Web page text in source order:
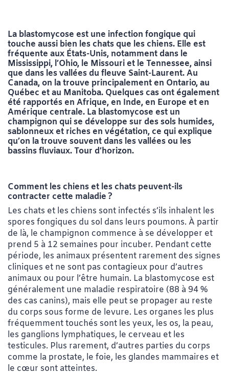
La blastomycose est une infection fongique qui
touche aussi bien les chats que les chiens. Elle est
fréquente aux États-Unis, notamment dans le
Mississippi, l’Ohio, le Missouri et le Tennessee, ainsi
que dans les vallées du fleuve Saint-Laurent. Au
Canada, on la trouve principalement en Ontario, au
Québec et au Manitoba. Quelques cas ont également
été rapportés en Afrique, en Inde, en Europe et en
Amérique centrale. La blastomycose est un
champignon qui se développe sur des sols humides,
sablonneux et riches en végétation, ce qui explique
qu’on la trouve souvent dans les vallées ou les
bassins fluviaux. Tour d’horizon.
Comment les chiens et les chats peuvent-ils
contracter cette maladie ?
Les chats et les chiens sont infectés s’ils inhalent les
spores fongiques du sol dans leurs poumons. À partir
de là, le champignon commence à se développer et
prend 5 à 12 semaines pour incuber. Pendant cette
période, les animaux présentent rarement des signes
cliniques et ne sont pas contagieux pour d’autres
animaux ou pour l’être humain. La blastomycose est
généralement une maladie respiratoire (88 à 94 %
des cas canins), mais elle peut se propager au reste
du corps sous forme de levure. Les organes les plus
fréquemment touchés sont les yeux, les os, la peau,
les ganglions lymphatiques, le cerveau et les
testicules. Plus rarement, d’autres parties du corps
comme la prostate, le foie, les glandes mammaires et
le cœur sont atteintes.